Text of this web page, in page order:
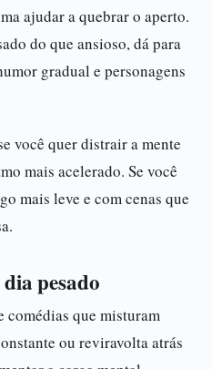
ajudar a quebrar o aperto.
do que ansioso, dá para
gradual e personagens
você quer distrair a mente
mais acelerado. Se você
mais leve e com cenas que
pesado
que misturam
ou reviravolta atrás